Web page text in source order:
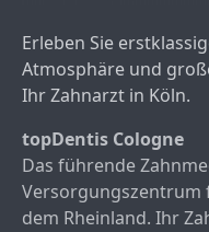
Erleben Sie
Atmosphäre und
Ihr Zahnarzt in Köln.
topDentis Cologne
Das führende
Versorgungszentrum
dem Rheinland. Ihr